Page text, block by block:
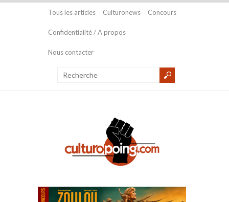
Tous les articles Culturonews Concours
Confidentialité / A propos
Nous contacter